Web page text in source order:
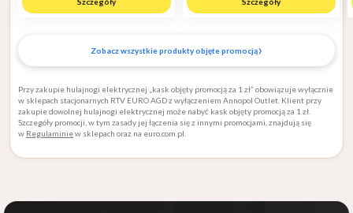
Zobacz wszystkie produkty objęte promocją›
Przy zakupie hulajnogi elektrycznej „kask objęty promocją za 1 zł” obowiązuje wyłącznie
w sklepach stacjonarnych RTV EURO AGD z wyłączeniem Annopol Outlet. Klient przy
zakupie dowolnej hulajnogi elektrycznej może nabyć kask objęty promocją za 1 zł.
Szczegóły promocji, w tym zasady jej łączenia się z innymi promocjami, znajdują się
w Regulaminiew sklepach oraz na euro.com.pl.